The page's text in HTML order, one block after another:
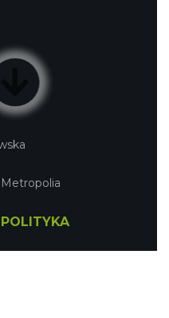
POLITYKA